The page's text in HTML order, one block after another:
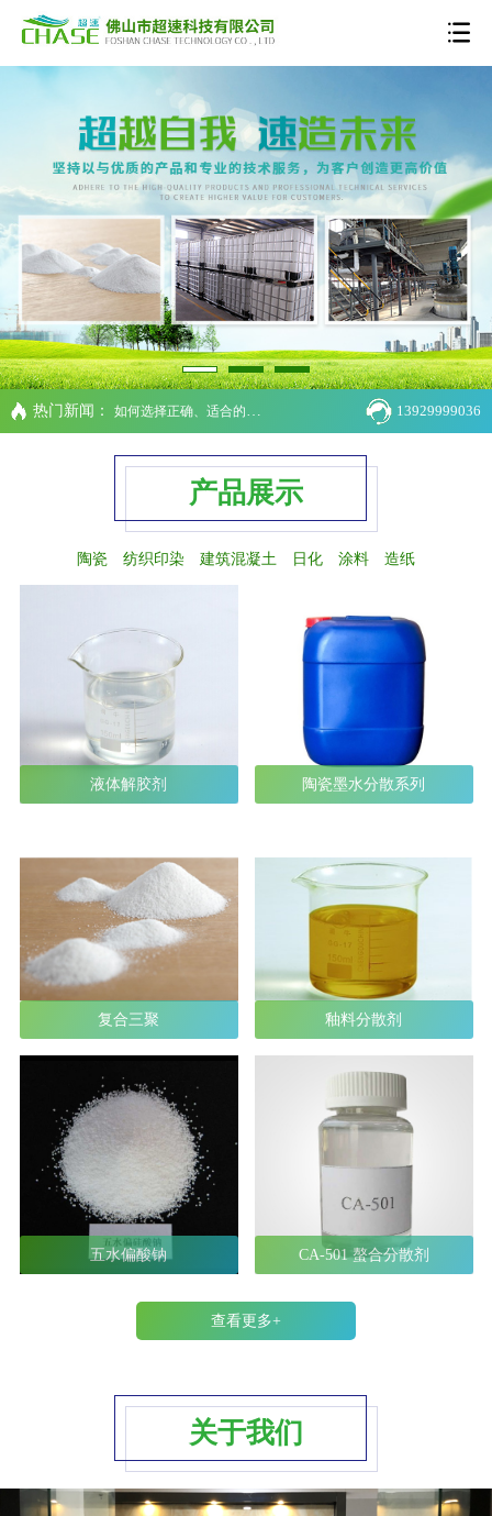
热门新闻： 如何选择正确、适合的分散剂 13929999036
产品展示
陶瓷 纺织印染 建筑混凝土 日化 涂料 造纸
液体解胶剂 陶瓷墨水分散系列
复合三聚 釉料分散剂
五水偏酸钠 CA-501 螯合分散剂
查看更多+
关于我们